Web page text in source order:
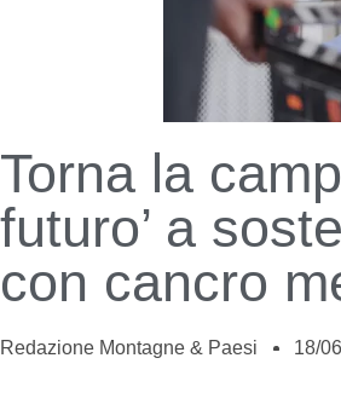
Torna la
futuro’ a
con cancro
Redazione Montagne & Paesi 18/